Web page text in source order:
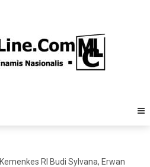
RI Budi Sylvana, Erwan